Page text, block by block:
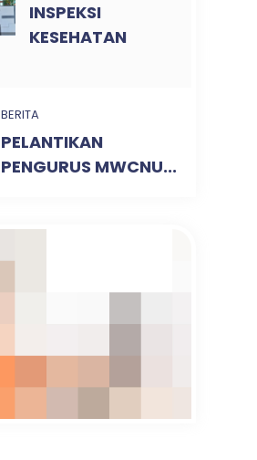
INSPEKSI
KESEHATAN
BERITA
PELANTIKAN
PENGURUS MWCNU...